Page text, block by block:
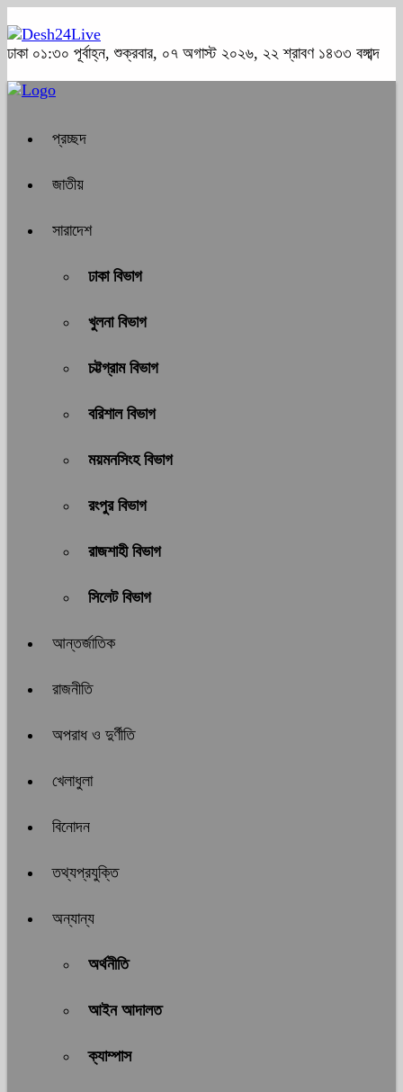
ঢাকা ০১:৩০ পূর্বাহ্ন, শুক্রবার, ০৭ অগাস্ট ২০২৬, ২২ শ্রাবণ ১৪৩৩ বঙ্গাব্দ
প্রচ্ছদ
জাতীয়
সারাদেশ
ঢাকা বিভাগ
খুলনা বিভাগ
চট্টগ্রাম বিভাগ
বরিশাল বিভাগ
ময়মনসিংহ বিভাগ
রংপুর বিভাগ
রাজশাহী বিভাগ
সিলেট বিভাগ
আন্তর্জাতিক
রাজনীতি
অপরাধ ও দুর্ণীতি
খেলাধুলা
বিনোদন
তথ্যপ্রযুক্তি
অন্যান্য
অর্থনীতি
আইন আদালত
ক্যাম্পাস